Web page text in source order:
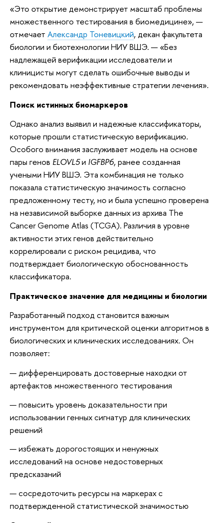
«Это открытие демонстрирует масштаб проблемы
множественного тестирования в биомедицине», —
отмечает Александр Тоневицкий, декан факультета
биологии и биотехнологии НИУ ВШЭ. — «Без
надлежащей верификации исследователи и
клиницисты могут сделать ошибочные выводы и
рекомендовать неэффективные стратегии лечения».
Поиск истинных биомаркеров
Однако анализ выявил и надежные классификаторы,
которые прошли статистическую верификацию.
Особого внимания заслуживает модель на основе
пары генов ELOVL5и IGFBP6, ранее созданная
учеными НИУ ВШЭ. Эта комбинация не только
показала статистическую значимость согласно
предложенному тесту, но и была успешно проверена
на независимой выборке данных из архива The
Cancer Genome Atlas (TCGA). Различия в уровне
активности этих генов действительно
коррелировали с риском рецидива, что
подтверждает биологическую обоснованность
классификатора.
Практическое значение для медицины и биологии
Разработанный подход становится важным
инструментом для критической оценки алгоритмов в
биологических и клинических исследованиях. Он
позволяет:
дифференцировать достоверные находки от
артефактов множественного тестирования
повысить уровень доказательности при
использовании генных сигнатур для клинических
решений
избежать дорогостоящих и ненужных
исследований на основе недостоверных
предсказаний
сосредоточить ресурсы на маркерах с
подтвержденной статистической значимостью